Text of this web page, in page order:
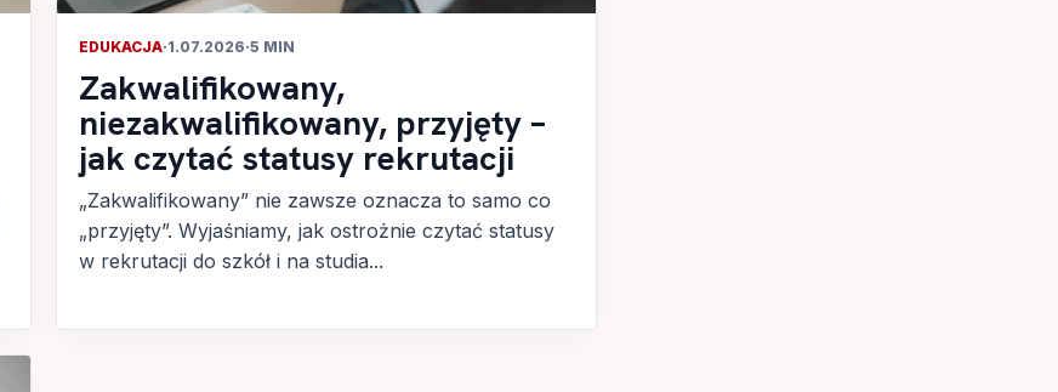
EDUKACJA·1.07.2026·5 MIN
Zakwalifikowany,
niezakwalifikowany, przyjęty –
jak czytać statusy rekrutacji
„Zakwalifikowany” nie zawsze oznacza to samo co
„przyjęty”. Wyjaśniamy, jak ostrożnie czytać statusy
w rekrutacji do szkół i na studia...